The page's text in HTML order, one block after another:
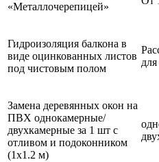
«Металлочерепицей»
Гидроизоляция балкона в
виде оцинкованных листов
под чистовым полом
Замена деревянных окон на
ПВХ однокамерные/
двухкамерные за 1 шт с
отливом и подоконником
(1х1.2 м)